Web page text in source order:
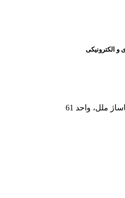
الکترونیکی
ملل، واحد 61